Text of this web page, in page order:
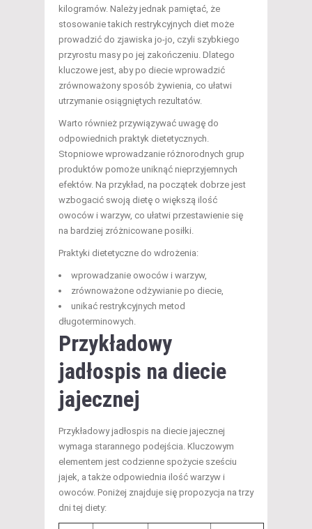
kilogramów. Należy jednak pamiętać, że
stosowanie takich restrykcyjnych diet może
prowadzić do zjawiska jo-jo, czyli szybkiego
przyrostu masy po jej zakończeniu. Dlatego
kluczowe jest, aby po diecie wprowadzić
zrównoważony sposób żywienia, co ułatwi
utrzymanie osiągniętych rezultatów.
Warto również przywiązywać uwagę do
odpowiednich praktyk dietetycznych.
Stopniowe wprowadzanie różnorodnych grup
produktów pomoże uniknąć nieprzyjemnych
efektów. Na przykład, na początek dobrze jest
wzbogacić swoją dietę o większą ilość
owoców i warzyw, co ułatwi przestawienie się
na bardziej zróżnicowane posiłki.
Praktyki dietetyczne do wdrożenia:
wprowadzanie owoców i warzyw,
zrównoważone odżywianie po diecie,
unikać restrykcyjnych metod
długoterminowych.
Przykładowy
jadłospis na diecie
jajecznej
Przykładowy jadłospis na diecie jajecznej
wymaga starannego podejścia. Kluczowym
elementem jest codzienne spożycie sześciu
jajek, a także odpowiednia ilość warzyw i
owoców. Poniżej znajduje się propozycja na trzy
dni tej diety: